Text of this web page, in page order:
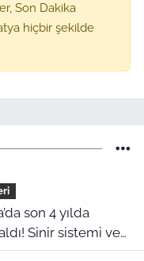
Son Dakika
hiçbir şekilde
Sinir sistemi ve
şok